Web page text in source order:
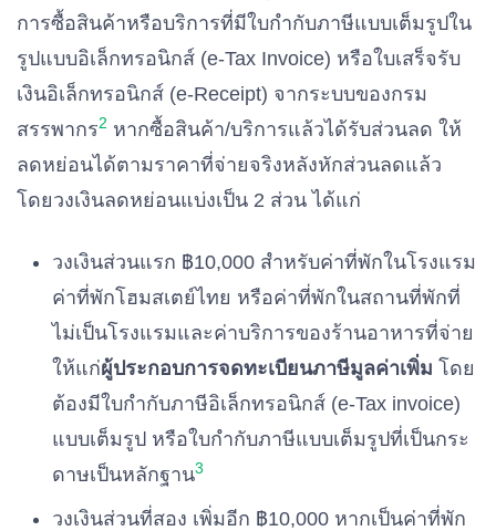
การซื้อสินค้าหรือบริการที่มีใบกำกับภาษีแบบเต็มรูปใน
รูปแบบอิเล็กทรอนิกส์ (e-Tax Invoice) หรือใบเสร็จรับ
เงินอิเล็กทรอนิกส์ (e-Receipt) จากระบบของกรม
สรรพากร2 หากซื้อสินค้า/บริการแล้วได้รับส่วนลด ให้
ลดหย่อนได้ตามราคาที่จ่ายจริงหลังหักส่วนลดแล้ว
โดยวงเงินลดหย่อนแบ่งเป็น 2 ส่วน ได้แก่
วงเงินส่วนแรก ฿10,000 สำหรับค่าที่พักในโรงแรม
ค่าที่พักโฮมสเตย์ไทย หรือค่าที่พักในสถานที่พักที่
ไม่เป็นโรงแรมและค่าบริการของร้านอาหารที่จ่าย
ให้แก่ผู้ประกอบการจดทะเบียนภาษีมูลค่าเพิ่ม โดย
ต้องมีใบกำกับภาษีอิเล็กทรอนิกส์ (e-Tax invoice)
แบบเต็มรูป หรือใบกำกับภาษีแบบเต็มรูปที่เป็นกระ
ดาษเป็นหลักฐาน3
วงเงินส่วนที่สอง เพิ่มอีก ฿10,000 หากเป็นค่าที่พัก